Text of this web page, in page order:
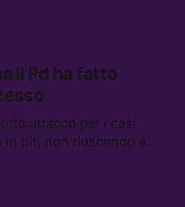
il Pd ha fatto
attacco per i casi
in tilt, non riuscendo a
restano invece